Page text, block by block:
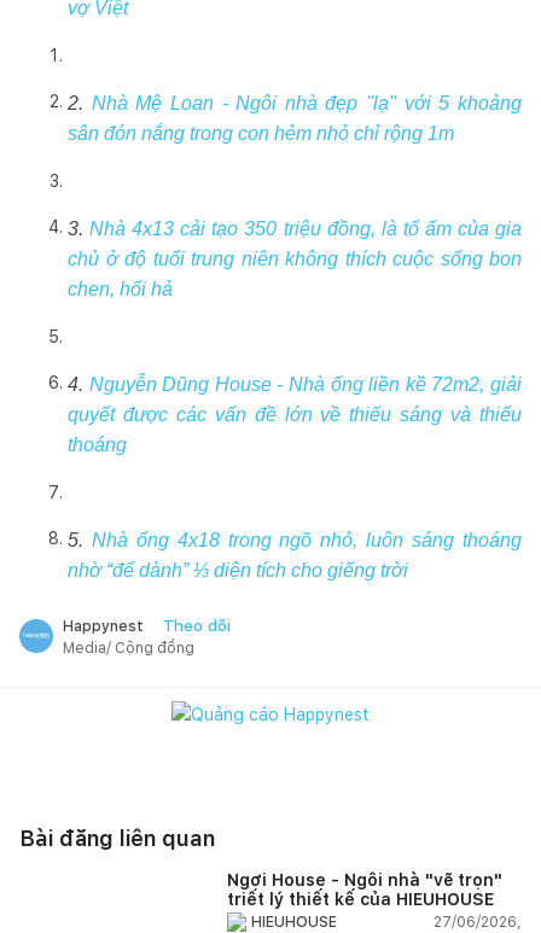
vợ Việt
2. Nhà Mệ Loan - Ngôi nhà đẹp ''lạ'' với 5 khoảng
sân đón nắng trong con hẻm nhỏ chỉ rộng 1m
3.Nhà 4x13 cải tạo 350 triệu đồng, là tổ ấm của gia
chủ ở độ tuổi trung niên không thích cuộc sống bon
chen, hối hả
4. Nguyễn Dũng House - Nhà ống liền kề 72m2, giải
quyết được các vấn đề lớn về thiếu sáng và thiếu
thoáng
5. Nhà ống 4x18 trong ngõ nhỏ, luôn sáng thoáng
nhờ “để dành” ⅓ diện tích cho giếng trời
Happynest Theo dõi
Media/ Cộng đồng
Bài đăng liên quan
Ngơi House - Ngôi nhà "vẽ trọn"
triết lý thiết kế của HIEUHOUSE
HIEUHOUSE
27/06/2026,